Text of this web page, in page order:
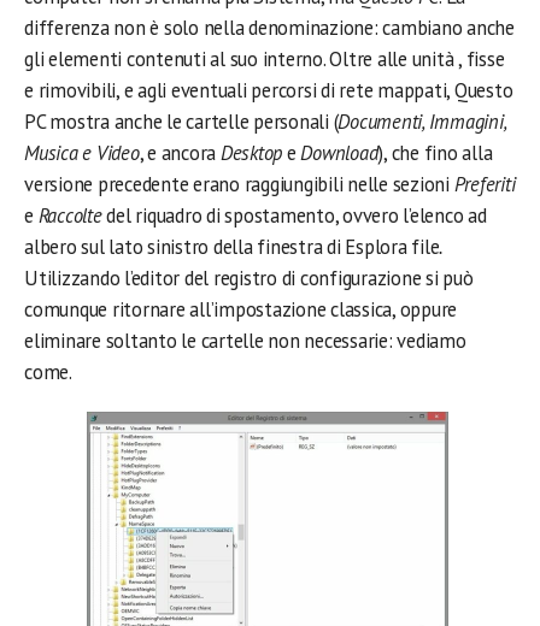
differenza non è solo nella denominazione: cambiano anche
gli elementi contenuti al suo interno. Oltre alle unità , fisse
e rimovibili, e agli eventuali percorsi di rete mappati, Questo
PC mostra anche le cartelle personali (Documenti, Immagini,
Musica e Video, e ancoraDesktopeDownload), che fino alla
versione precedente erano raggiungibili nelle sezioni Preferiti
e Raccoltedel riquadro di spostamento, ovvero l’elenco ad
albero sul lato sinistro della finestra di Esplora file.
Utilizzando l’editor del registro di configurazione si può
comunque ritornare all’impostazione classica, oppure
eliminare soltanto le cartelle non necessarie: vediamo
come.